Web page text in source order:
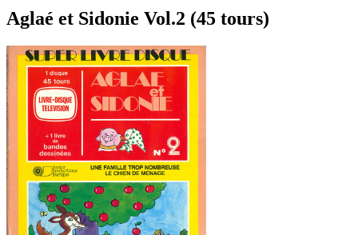
Aglaé et Sidonie Vol.2 (45 tours)